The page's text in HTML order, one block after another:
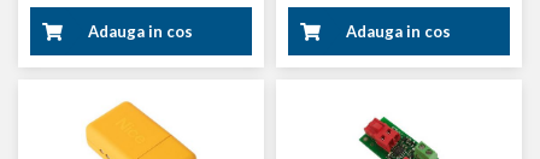
Adauga in cos Adauga in cos